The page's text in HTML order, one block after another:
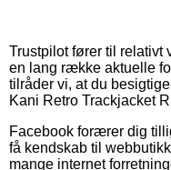
Trustpilot fører til
en lang række aktuelle
tilråder vi, at du
Kani Retro Trackjacket
Facebook forærer dig
få kendskab til
mange internet